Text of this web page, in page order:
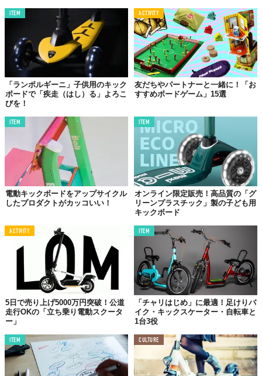
ITEM
「ランボルギーニ」子供用のキック
ボードで「疾走（はし）る」よろこ
びを！
ACTIVITY
友だちやパートナーと一緒に！「お
すすめボードゲーム」15選
ITEM
電動キックボードをアップサイクル
したプロダクトがカッコいい！
ITEM
オンライン限定販売！高品質の「グ
リーンプラスチック」製の子ども用
キックボード
ACTIVITY
5日で売り上げ5000万円突破！公道
走行OKの「立ち乗り電動スクータ
ー」
ITEM
「チャリはじめ」に最適！足けりバ
イク・キックスケーター・自転車と
1台3役
ITEM CULTURE